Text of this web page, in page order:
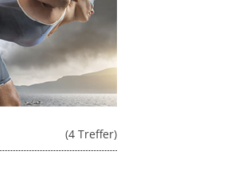
(4 Treffer)